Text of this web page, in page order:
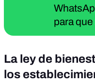
para
La ley de
los